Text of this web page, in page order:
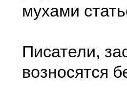
мухами
Писатели,
возносятся